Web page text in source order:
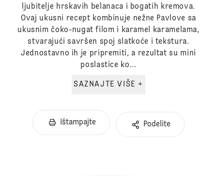
ljubitelje hrskavih belanaca i bogatih kremova.
Ovaj ukusni recept kombinuje nežne Pavlove sa
ukusnim čoko-nugat filom i karamel karamelama,
stvarajući savršen spoj slatkoće i tekstura.
Jednostavno ih je pripremiti, a rezultat su mini
poslastice ko...
SAZNAJTE VIŠE +
Ištampajte Podelite